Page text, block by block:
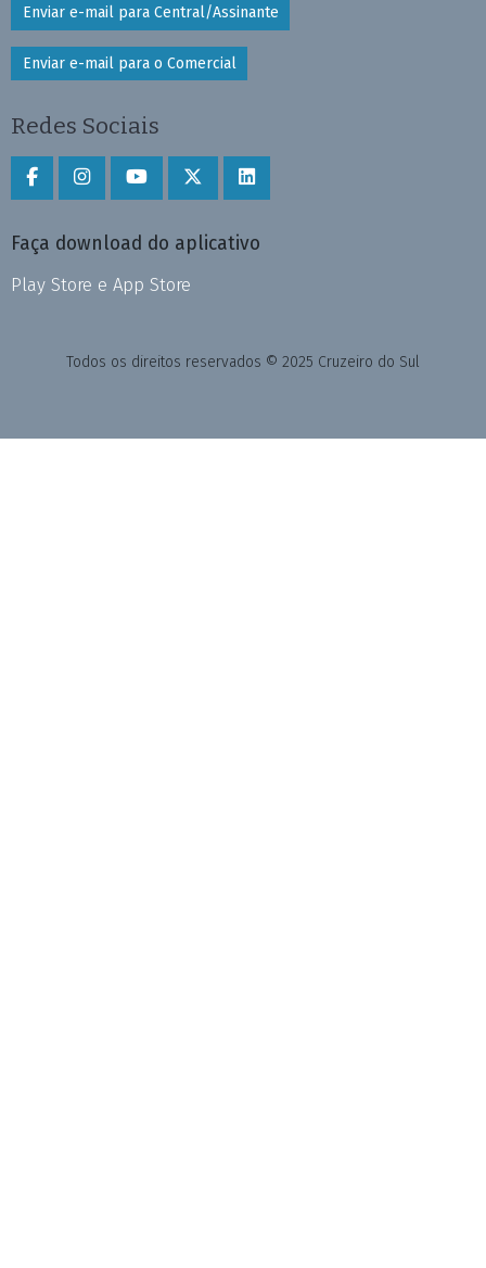
Enviar e-mail para Central/Assinante
Enviar e-mail para o Comercial
Redes Sociais
Faça download do aplicativo
Play Store e App Store
Todos os direitos reservados © 2025 Cruzeiro do Sul